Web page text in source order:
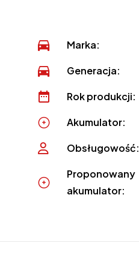
Marka:
Generacja:
Rok produkcji:
Akumulator:
Obsługowość:
Proponowany
akumulator: